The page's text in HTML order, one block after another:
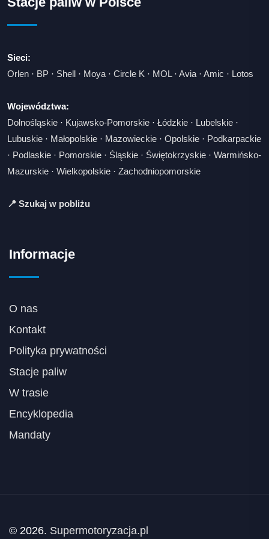
Sieci:
Orlen · BP · Shell · Moya · Circle K · MOL· Avia · Amic · Lotos
Województwa:
Dolnośląskie · Kujawsko-Pomorskie · Łódzkie · Lubelskie ·
Lubuskie · Małopolskie · Mazowieckie · Opolskie · Podkarpackie
· Podlaskie · Pomorskie · Śląskie · Świętokrzyskie · Warmińsko-
Mazurskie · Wielkopolskie · Zachodniopomorskie
📍 Szukaj w pobliżu
Informacje
O nas
Kontakt
Polityka prywatności
Stacje paliw
W trasie
Encyklopedia
Mandaty
© 2026. Supermotoryzacja.pl